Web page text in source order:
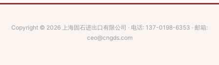
Copyright © 2026 上海固石进出口有限公司 · 电话: 137-0198-6353 · 邮箱:
ceo@cngds.com